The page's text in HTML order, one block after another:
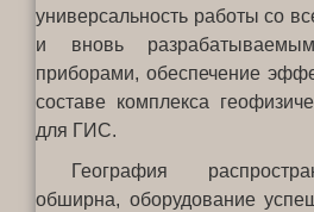
универсальность работы со
и вновь
приборами, обеспечение
составе комплекса
для ГИС.
География
обширна, оборудование